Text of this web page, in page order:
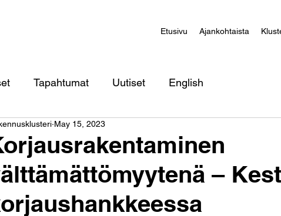
Etusivu Ajankohtaista
Tapahtumat Uutiset English
–
May 15, 2023